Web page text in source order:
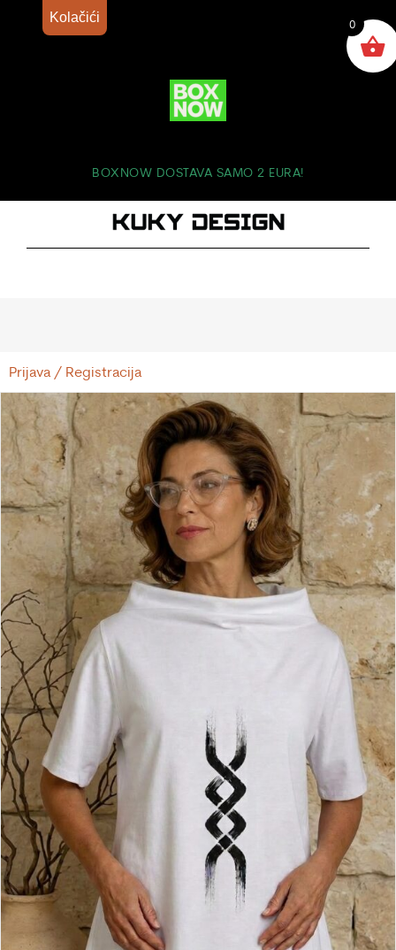
BOXNOW DOSTAVA SAMO 2 EURA!
Prijava / Registracija
0
Kolačići